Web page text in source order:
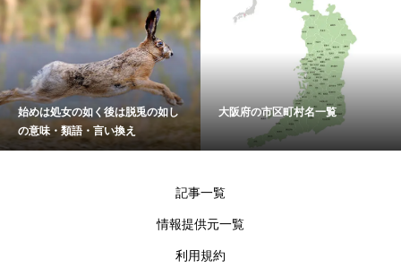
始めは処女の如く後は脱兎の如し
の意味・類語・言い換え
大阪府の市区町村名一覧
記事一覧
情報提供元一覧
利用規約